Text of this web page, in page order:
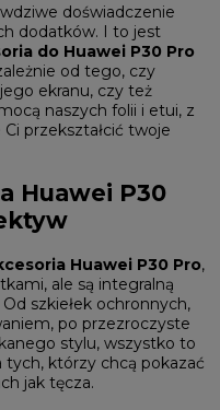
doświadczenie
dodatków. I to jest
do Huawei P30 Pro
od tego, czy
ekranu, czy też
naszych folii i etui, z
przekształcić twoje
Huawei P30
Huawei P30 Pro,
ale są integralną
szkiełek ochronnych,
po przezroczyste
stylu, wszystko to
tych, którzy chcą pokazać
jak tęcza.